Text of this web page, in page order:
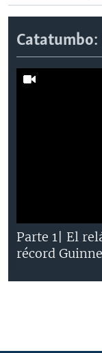
Catatumbo:
Parte 1| El
récord